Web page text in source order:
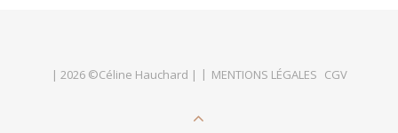
| 2026 ©Céline Hauchard | MENTIONS LÉGALES CGV